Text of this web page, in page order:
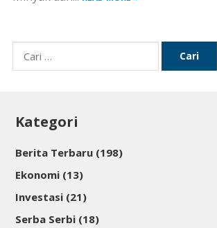
Cari
untuk:
Kategori
Berita Terbaru (198)
Ekonomi (13)
Investasi (21)
Serba Serbi (18)